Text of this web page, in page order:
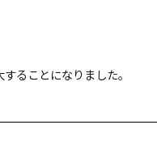
ることになりました。